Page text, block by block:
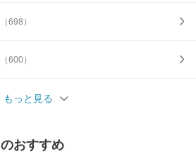
（698 ）
（600）
もっと見る
のおすすめ